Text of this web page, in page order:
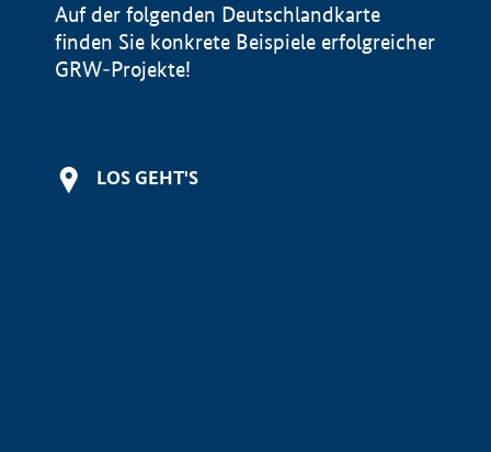
Auf der folgenden Deutschlandkarte
finden Sie konkrete Beispiele erfolgreicher
GRW-Projekte!
LOS GEHT'S